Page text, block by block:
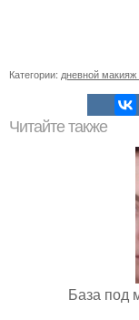
Категории: дневной макияж
Читайте также
База под